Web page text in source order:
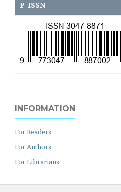
P-ISSN
INFORMATION
For Readers
For Authors
For Librarians